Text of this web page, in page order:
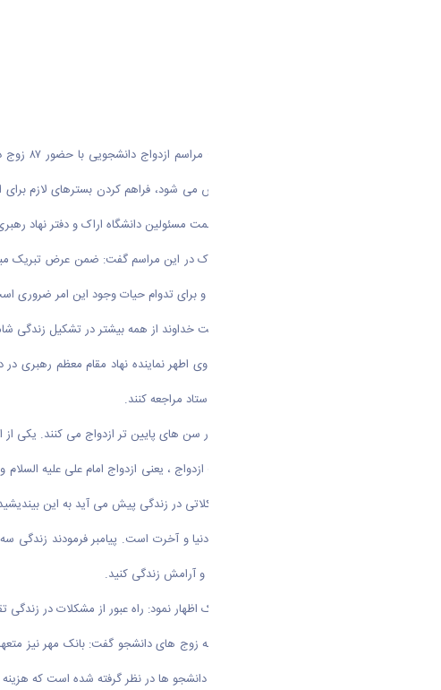
اهدافی که همیشه برای تحقق آن تلاش می شود، فراهم کردن بسترهای لازم برای
آسان و درست دارد. این مراسم که با همت مسئولین دانشگاه اراک و دفتر نهاد
دکتر سعید حمیدی، ریاست دانشگاه اراک در این مراسم گفت: ضمن عرض تبریک
ازدواج، یکی از زیبایی‌های خلقت است و برای تدوام حیات وجود این امر
وی افزود: برخی نگران درآمد اند اما برکت خداوند از همه بیشتر در تشکیل
در ادامه حجت الاسلام والمسلمین مهدوی اطهر نماینده نهاد مقام معظم رهبری
افرادی که تمایل به ازدواج دارند به این ستاد مراجعه کنند.
وی افزود: خوش به سعادت کسانی که در سن های پایین تر ازدواج می کنند.
وی با اشاره به زیبا ترین الگو در بحث ازدواج ، یعنی ازدواج امام علی علیه
خداوند است. بنابر این روایت، اگر مشکلاتی در زندگی پیش می آید به این
وی در ادامه تصریح کرد: زندگی پیوند دنیا و آخرت است. پیامبر
رزقتان در زندگی زیاد شود باید در صلح و آرامش زندگی کنید.
نماینده دفتر نهاد رهبری در دانشگاه اراک اظهار نمود: راه عبور از مشکلات در
ایشان در پایان ضمن اهدای هدایایی به زوج های دانشجو گفت: بانک مهر نیز
برای زوج های دانشجو و هم برای سایر دانشجو ها در نظر گرفته شده است که